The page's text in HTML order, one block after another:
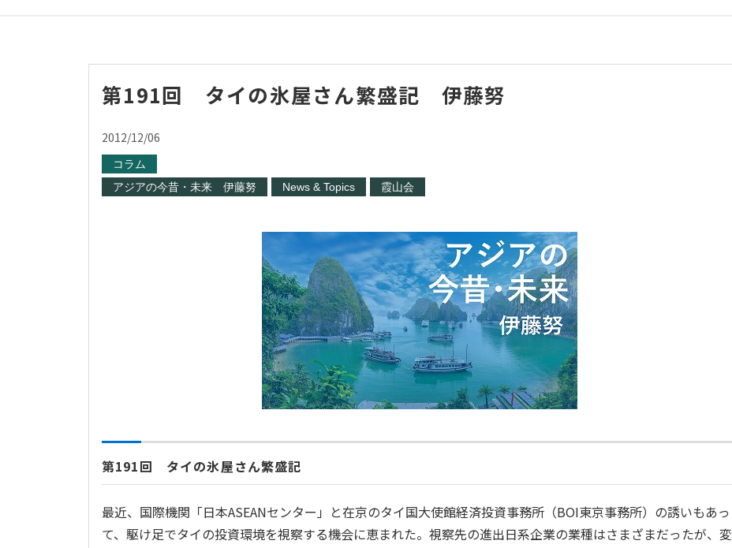
第191回 タイの氷屋さん繁盛記 伊藤努
2012/12/06
コラム
アジアの今昔・未来 伊藤努
News & Topics 霞山会
第191回 タイの氷屋さん繁盛記
最近、国際機関「日本ASEANセンター」と在京のタイ国大使館経済投資事務所（BOI東京事務所）の誘いもあっ
て、駆け足でタイの投資環境を視察する機会に恵まれた。視察先の進出日系企業の業種はさまざまだったが、変